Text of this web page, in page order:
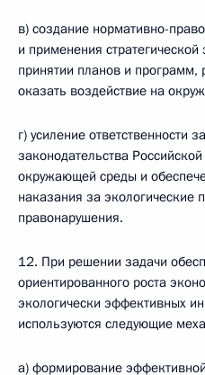
в) создание нормативно-
и применения
принятии планов и
оказать воздействие на
г) усиление ответственности
законодательства
окружающей среды и
наказания за экологические
правонарушения.
12. При решении задачи
ориентированного роста
экологически эффективных
используются следующие
а) формирование